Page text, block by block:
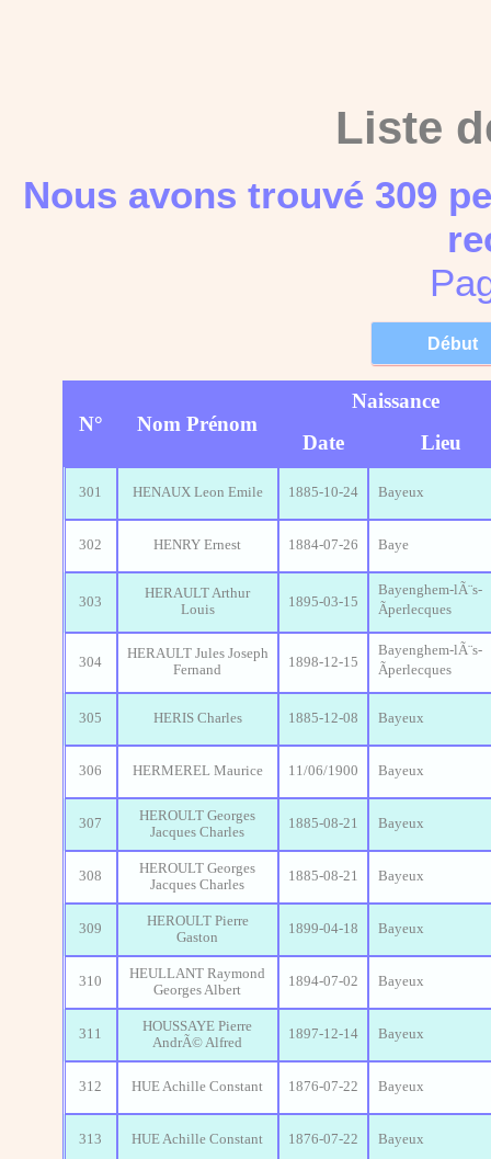
Liste
Nous avons trouvé 309
N° Nom Prénom
Naissance
Date
Lieu
301 HENAUX Leon Emile 1885-10-24 Bayeux
302 HENRY Ernest 1884-07-26 Baye
303
HERAULT Arthur
Louis
1895-03-15
Bayenghem-lÃ¨s-
Ãperlecques
304
HERAULT Jules Joseph
Fernand
1898-12-15
Bayenghem-lÃ¨s-
Ãperlecques
305 HERIS Charles 1885-12-08 Bayeux
306 HERMEREL Maurice 11/06/1900 Bayeux
307
HEROULT Georges
Jacques Charles
1885-08-21 Bayeux
308
HEROULT Georges
Jacques Charles
1885-08-21 Bayeux
309
HEROULT Pierre
Gaston
1899-04-18 Bayeux
310
HEULLANT Raymond
Georges Albert
1894-07-02 Bayeux
311
HOUSSAYE Pierre
AndrÃ© Alfred
1897-12-14 Bayeux
312 HUE Achille Constant 1876-07-22 Bayeux
313 HUE Achille Constant 1876-07-22 Bayeux